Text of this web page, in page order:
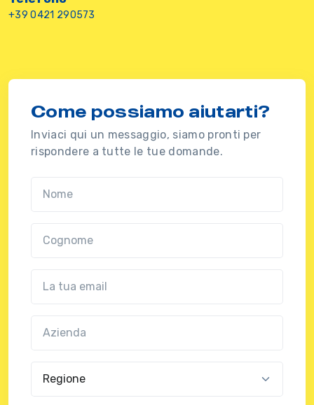
+39 0421 290573
Come possiamo aiutarti?
Inviaci qui un messaggio, siamo pronti per
rispondere a tutte le tue domande.